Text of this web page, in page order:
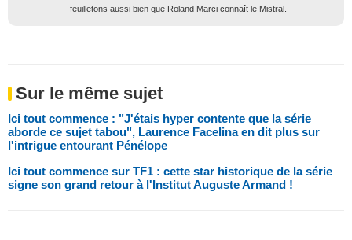
feuilletons aussi bien que Roland Marci connaît le Mistral.
Sur le même sujet
Ici tout commence : "J'étais hyper contente que la série
aborde ce sujet tabou", Laurence Facelina en dit plus sur
l'intrigue entourant Pénélope
Ici tout commence sur TF1 : cette star historique de la série
signe son grand retour à l'Institut Auguste Armand !